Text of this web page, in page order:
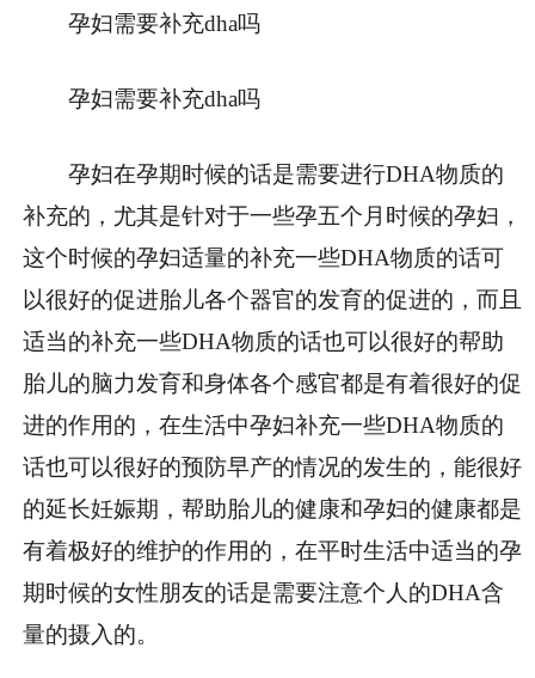
孕妇需要补充dha吗
孕妇需要补充dha吗
孕妇在孕期时候的话是需要进行DHA物质的
补充的，尤其是针对于一些孕五个月时候的孕妇，
这个时候的孕妇适量的补充一些DHA物质的话可
以很好的促进胎儿各个器官的发育的促进的，而且
适当的补充一些DHA物质的话也可以很好的帮助
胎儿的脑力发育和身体各个感官都是有着很好的促
进的作用的，在生活中孕妇补充一些DHA物质的
话也可以很好的预防早产的情况的发生的，能很好
的延长妊娠期，帮助胎儿的健康和孕妇的健康都是
有着极好的维护的作用的，在平时生活中适当的孕
期时候的女性朋友的话是需要注意个人的DHA含
量的摄入的。